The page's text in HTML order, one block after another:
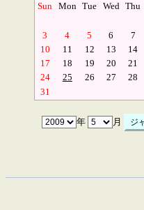
Sun Mon Tue Wed Thu
3
4 5 6 7
10
11 12 13 14
17
18 19 20 21
24
25 26 27 28
31
年 月